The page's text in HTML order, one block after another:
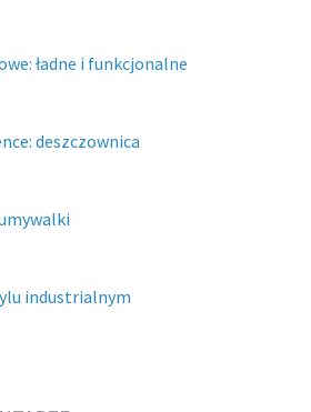
ładne i funkcjonalne
deszczownica
industrialnym